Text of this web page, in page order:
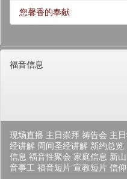
您馨香的奉献
福音信息
现场直播 主日崇拜 祷告会 主
经讲解 周间圣经讲解 新约总览
信息 福音性聚会 家庭信息 新
音事工 福音短片 宣教短片 信